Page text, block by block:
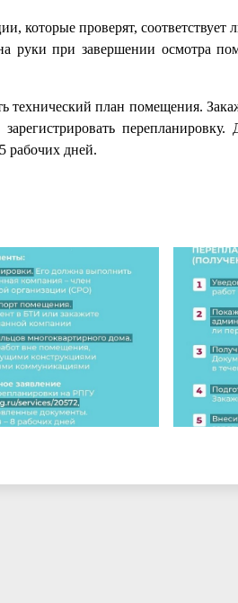
проверят, соответствует
руки при завершении осмотра
технический план помещения.
перепланировку.
рабочих дней.